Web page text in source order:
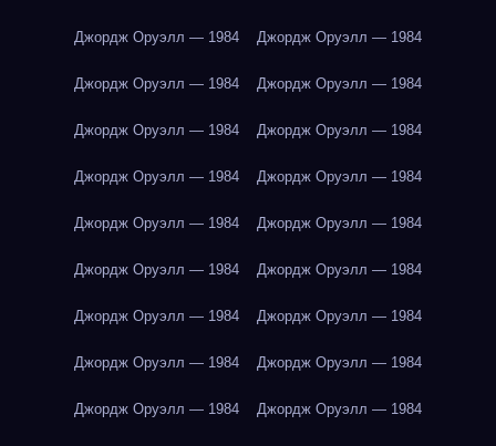
Джордж Оруэлл — 1984 Джордж Оруэлл — 1984
Джордж Оруэлл — 1984 Джордж Оруэлл — 1984
Джордж Оруэлл — 1984 Джордж Оруэлл — 1984
Джордж Оруэлл — 1984 Джордж Оруэлл — 1984
Джордж Оруэлл — 1984 Джордж Оруэлл — 1984
Джордж Оруэлл — 1984 Джордж Оруэлл — 1984
Джордж Оруэлл — 1984 Джордж Оруэлл — 1984
Джордж Оруэлл — 1984 Джордж Оруэлл — 1984
Джордж Оруэлл — 1984 Джордж Оруэлл — 1984